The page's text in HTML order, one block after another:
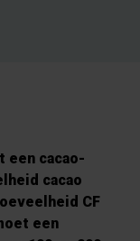
een cacao-
cacao
CF
een